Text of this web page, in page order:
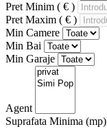
Pret Minim ( € )
Pret Maxim ( € )
Min Camere
Min Bai
Min Garaje
Agent
Suprafata Minima (mp)